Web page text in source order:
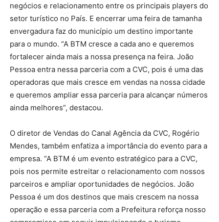
negócios e relacionamento entre os principais players do
setor turístico no País. E encerrar uma feira de tamanha
envergadura faz do município um destino importante
para o mundo. “A BTM cresce a cada ano e queremos
fortalecer ainda mais a nossa presença na feira. João
Pessoa entra nessa parceria com a CVC, pois é uma das
operadoras que mais cresce em vendas na nossa cidade
e queremos ampliar essa parceria para alcançar números
ainda melhores”, destacou.
O diretor de Vendas do Canal Agência da CVC, Rogério
Mendes, também enfatiza a importância do evento para a
empresa. “A BTM é um evento estratégico para a CVC,
pois nos permite estreitar o relacionamento com nossos
parceiros e ampliar oportunidades de negócios. João
Pessoa é um dos destinos que mais crescem na nossa
operação e essa parceria com a Prefeitura reforça nosso